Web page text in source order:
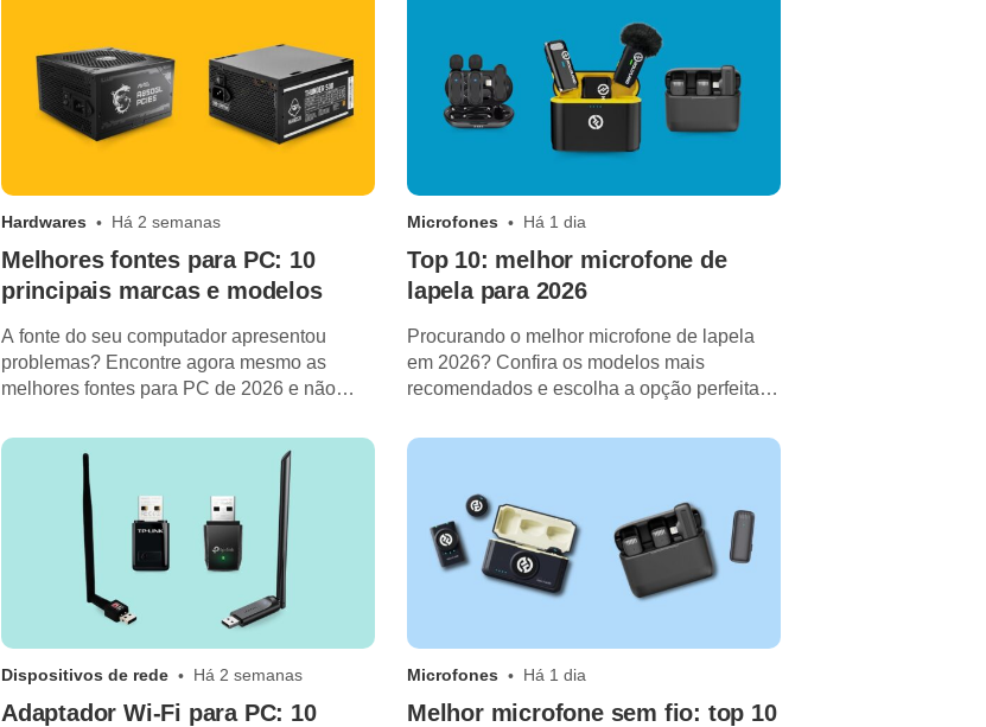
Hardwares Há 2 semanas
Melhores fontes para PC: 10
principais marcas e modelos
A fonte do seu computador apresentou
problemas? Encontre agora mesmo as
melhores fontes para PC de 2026 e não
Microfones Há 1 dia
Top 10: melhor microfone de
lapela para 2026
Procurando o melhor microfone de lapela
em 2026? Confira os modelos mais
recomendados e escolha a opção perfeita
Dispositivos de rede Há 2 semanas
Adaptador Wi-Fi para PC: 10
Microfones Há 1 dia
Melhor microfone sem fio: top 10